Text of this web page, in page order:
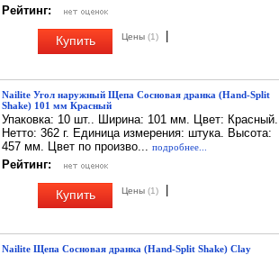
Рейтинг:
Купить Цены (1)
Nailite Угол наружный Щепа Сосновая дранка (Hand-Split
Shake) 101 мм Красный
Упаковка: 10 шт.. Ширина: 101 мм. Цвет: Красный.
Нетто: 362 г. Единица измерения: штука. Высота:
457 мм. Цвет по произво... подробнее...
Рейтинг:
Купить Цены (1)
Nailite Щепа Сосновая дранка (Hand-Split Shake) Clay